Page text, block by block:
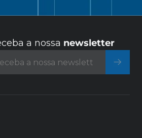
a nossa newsletter